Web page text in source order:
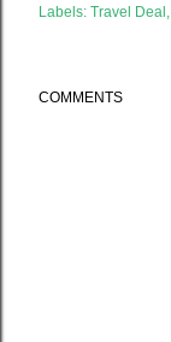
Labels: Travel Deal
COMMENTS